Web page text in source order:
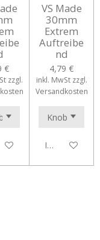
€
zzgl.
Warenkorb
VS Made
30mm
Extrem
Auftreibe
nd
4,79 €
inkl. MwSt zzgl.
Versandkosten
In den